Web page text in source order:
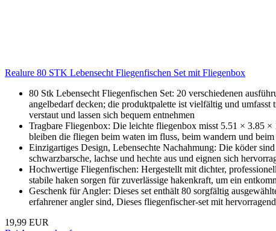
Realure 80 STK Lebensecht Fliegenfischen Set mit Fliegenbox
80 Stk Lebensecht Fliegenfischen Set: 20 verschiedenen
angelbedarf decken; die produktpalette ist vielfältig und
verstaut und lassen sich bequem entnehmen
Tragbare Fliegenbox: Die leichte fliegenbox misst 5.51 × 3.85
bleiben die fliegen beim waten im fluss, beim wandern und
Einzigartiges Design, Lebensechte Nachahmung: Die köder
schwarzbarsche, lachse und hechte aus und eignen sich
Hochwertige Fliegenfischen: Hergestellt mit dichter,
stabile haken sorgen für zuverlässige hakenkraft, um ein
Geschenk für Angler: Dieses set enthält 80 sorgfältig
erfahrener angler sind, Dieses fliegenfischer-set mit
19,99 EUR